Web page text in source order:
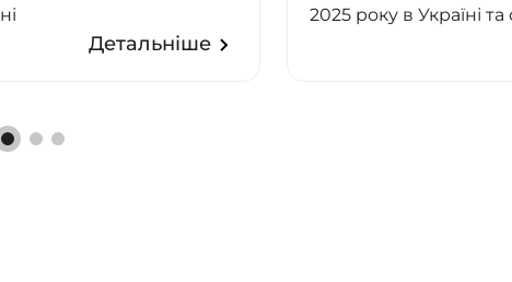
Детальніше
2025 року в Україні та